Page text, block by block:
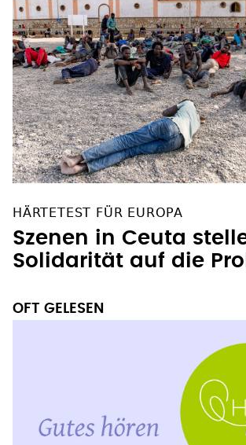
HÄRTETEST FÜR EUROPA
Szenen in Ceuta
Solidarität auf die
OFT GELESEN